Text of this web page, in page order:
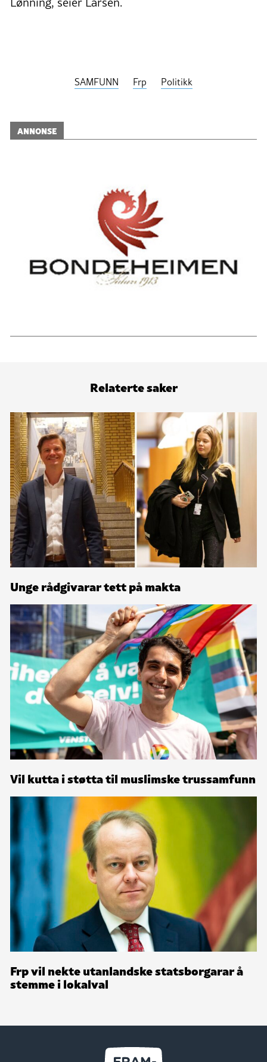
SAMFUNN Frp Politikk
ANNONSE
Relaterte saker
Unge rådgivarar tett på makta
Vil kutta i støtta til muslimske trussamfunn
Frp vil nekte utanlandske statsborgarar å
stemme i lokalval